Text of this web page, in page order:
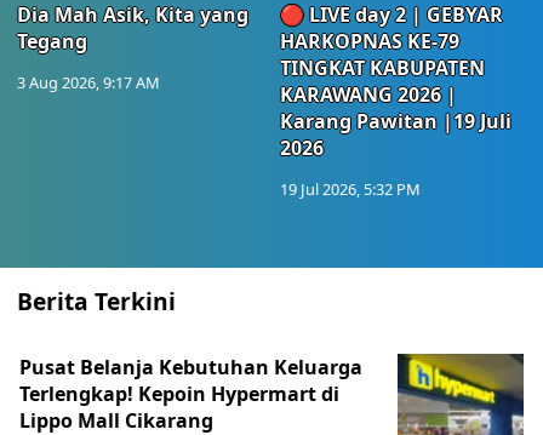
Dia Mah Asik, Kita yang
Tegang
3 Aug 2026, 9:17 AM
🔴 LIVE day 2 | GEBYAR
HARKOPNAS KE-79
TINGKAT KABUPATEN
KARAWANG 2026 |
Karang Pawitan |19 Juli
2026
19 Jul 2026, 5:32 PM
Berita Terkini
Pusat Belanja Kebutuhan Keluarga
Terlengkap! Kepoin Hypermart di
Lippo Mall Cikarang